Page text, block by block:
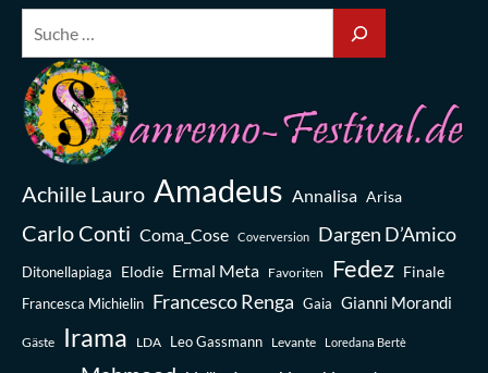
Achille Lauro Amadeus Annalisa Arisa
Carlo Conti Coma_Cose Coverversion Dargen D’Amico
Ditonellapiaga Elodie Ermal Meta Favoriten Fedez Finale
Francesca Michielin Francesco Renga Gaia Gianni Morandi
Gäste Irama LDA Leo Gassmann Levante Loredana Bertè